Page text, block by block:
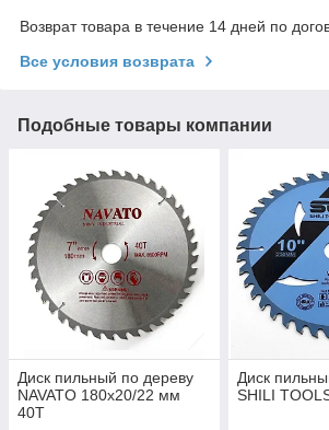
Возврат товара в течение 14 дней по
Все условия возврата
Подобные товары компании
Диск пильный по дереву
NAVATO 180х20/22 мм
40T
Диск
SHILI